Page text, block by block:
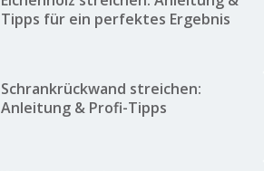
Tipps für ein perfektes Ergebnis
Schrankrückwand streichen:
Anleitung & Profi-Tipps